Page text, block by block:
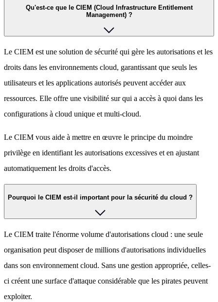
Qu'est-ce que le CIEM (Cloud Infrastructure Entitlement
Management) ?
Le CIEM est une solution de sécurité qui gère les autorisations et les
droits dans les environnements cloud, garantissant que seuls les
utilisateurs et les applications autorisés peuvent accéder aux
ressources. Elle offre une visibilité sur qui a accès à quoi dans les
configurations à cloud unique et multi-cloud.
Le CIEM vous aide à mettre en œuvre le principe du moindre
privilège en identifiant les autorisations excessives et en ajustant
automatiquement les droits d'accès.
Pourquoi le CIEM est-il important pour la sécurité du cloud ?
Le CIEM traite l'énorme volume d'autorisations cloud : une seule
organisation peut disposer de millions d'autorisations individuelles
dans son environnement cloud. Sans une gestion appropriée, celles-
ci créent une surface d'attaque considérable que les pirates peuvent
exploiter.